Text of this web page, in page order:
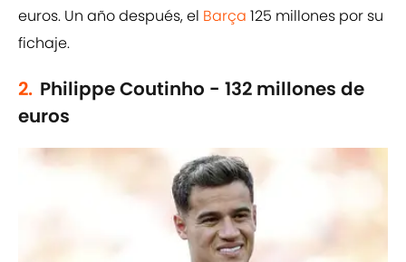
euros. Un año después, el Barça 125 millones por su
fichaje.
2. Philippe Coutinho - 132 millones de
euros